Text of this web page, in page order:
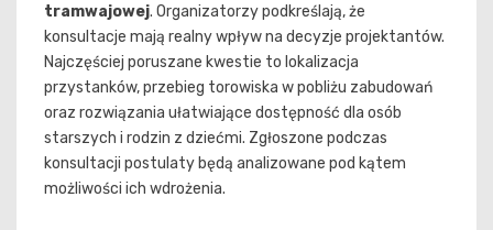
tramwajowej. Organizatorzy podkreślają, że
konsultacje mają realny wpływ na decyzje projektantów.
Najczęściej poruszane kwestie to lokalizacja
przystanków, przebieg torowiska w pobliżu zabudowań
oraz rozwiązania ułatwiające dostępność dla osób
starszych i rodzin z dziećmi. Zgłoszone podczas
konsultacji postulaty będą analizowane pod kątem
możliwości ich wdrożenia.